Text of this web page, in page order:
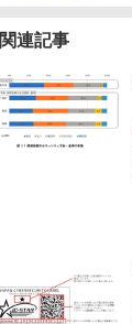
関連記事